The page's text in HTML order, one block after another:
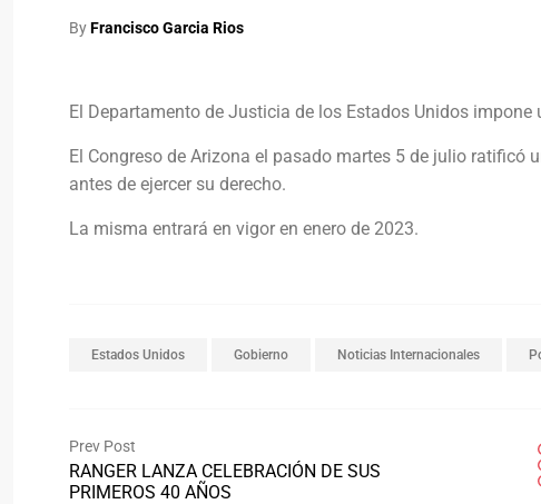
ByFrancisco Garcia Rios
El Departamento de Justicia de los Estados Unidos
El Congreso de Arizona el pasado martes 5 de julio ratificó
antes de ejercer su derecho.
La misma entrará en vigor en enero de 2023.
Estados Unidos Gobierno Noticias Internacionales
Prev Post
RANGER LANZA CELEBRACIÓN DE SUS
PRIMEROS 40 AÑOS